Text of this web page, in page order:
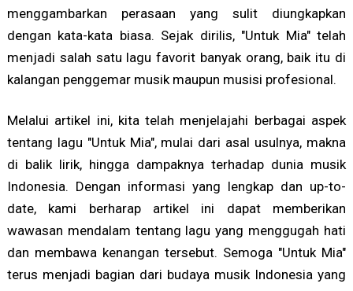
menggambarkan perasaan yang sulit diungkapkan
dengan kata-kata biasa. Sejak dirilis, "Untuk Mia" telah
menjadi salah satu lagu favorit banyak orang, baik itu di
kalangan penggemar musik maupun musisi profesional.
Melalui artikel ini, kita telah menjelajahi berbagai aspek
tentang lagu "Untuk Mia", mulai dari asal usulnya, makna
di balik lirik, hingga dampaknya terhadap dunia musik
Indonesia. Dengan informasi yang lengkap dan up-to-
date, kami berharap artikel ini dapat memberikan
wawasan mendalam tentang lagu yang menggugah hati
dan membawa kenangan tersebut. Semoga "Untuk Mia"
terus menjadi bagian dari budaya musik Indonesia yang